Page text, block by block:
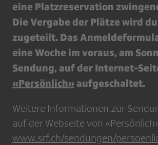
eine Platzreservation
Die Vergabe der Plätze wird
zugeteilt. Das
eine Woche im voraus, am
Sendung, auf der Internet-
«Persönlich» aufgeschaltet.
Weitere Informationen zur
auf der Webseite von
www.srf.ch/sendungen/